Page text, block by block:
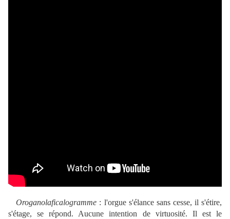
Oroganolaficalogramme : l'orgue s'élance sans cesse, il s'étire,
s'étage, se répond. Aucune intention de virtuosité. Il est le